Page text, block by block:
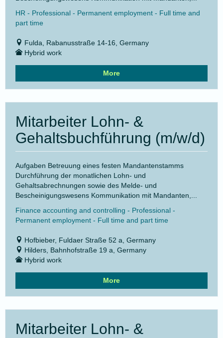
HR - Professional - Permanent employment - Full time and
part time
Fulda, Rabanusstraße 14-16, Germany
Hybrid work
More
Mitarbeiter Lohn- &
Gehaltsbuchführung (m/w/d)
Aufgaben Betreuung eines festen Mandantenstamms
Durchführung der monatlichen Lohn- und
Gehaltsabrechnungen sowie des Melde- und
Bescheinigungswesens Kommunikation mit Mandanten,...
Finance accounting and controlling - Professional -
Permanent employment - Full time and part time
Hofbieber, Fuldaer Straße 52 a, Germany
Hilders, Bahnhofstraße 19 a, Germany
Hybrid work
More
Mitarbeiter Lohn- &